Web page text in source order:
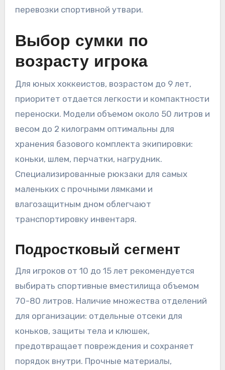
перевозки спортивной утвари.
Выбор сумки по
возрасту игрока
Для юных хоккеистов, возрастом до 9 лет,
приоритет отдается легкости и компактности
переноски. Модели объемом около 50 литров и
весом до 2 килограмм оптимальны для
хранения базового комплекта экипировки:
коньки, шлем, перчатки, нагрудник.
Специализированные рюкзаки для самых
маленьких с прочными лямками и
влагозащитным дном облегчают
транспортировку инвентаря.
Подростковый сегмент
Для игроков от 10 до 15 лет рекомендуется
выбирать спортивные вместилища объемом
70-80 литров. Наличие множества отделений
для организации: отдельные отсеки для
коньков, защиты тела и клюшек,
предотвращает повреждения и сохраняет
порядок внутри. Прочные материалы,